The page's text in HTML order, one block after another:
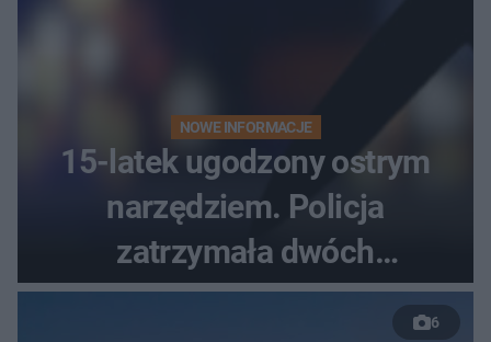
NOWE INFORMACJE
15-latek ugodzony ostrym
narzędziem. Policja
zatrzymała dwóch
nastolatków
6